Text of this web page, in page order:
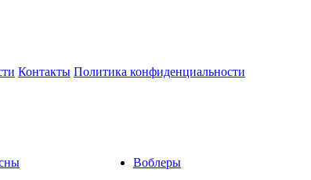
Контакты Политика конфиденциальности
Воблеры